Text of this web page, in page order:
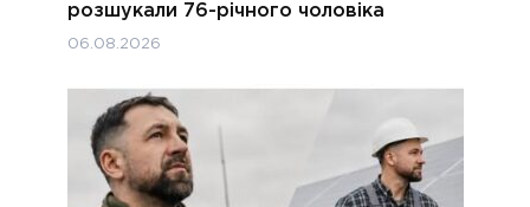
розшукали 76-річного чоловіка
06.08.2026